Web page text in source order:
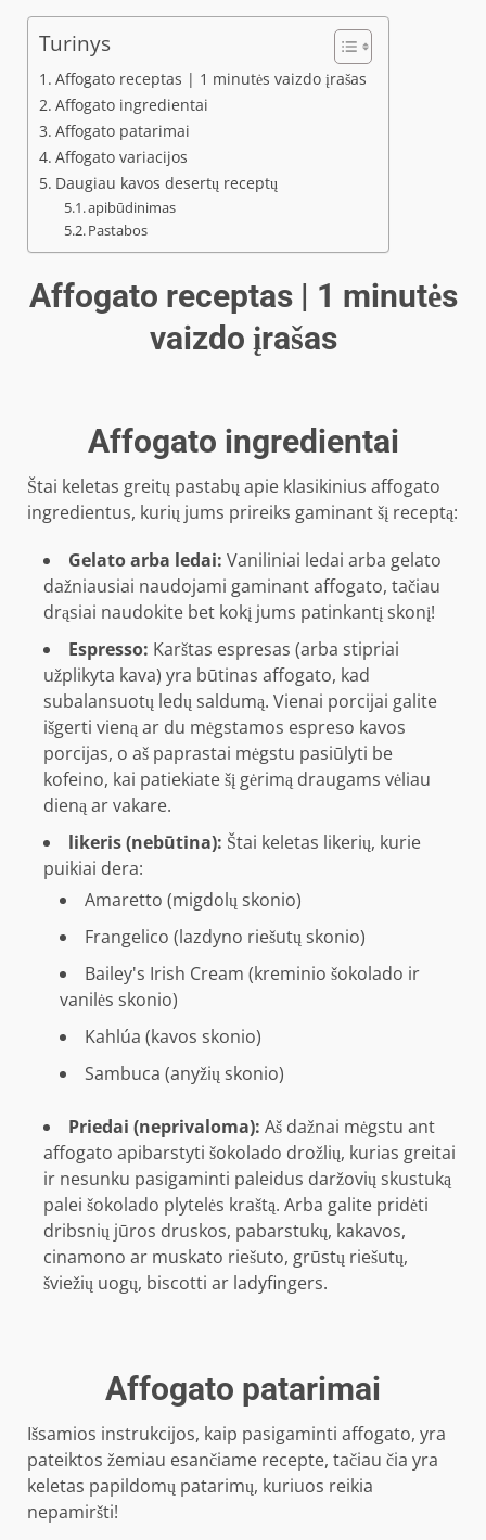
Turinys
Affogato receptas | 1 minutės vaizdo įrašas
Affogato ingredientai
Affogato patarimai
Affogato variacijos
Daugiau kavos desertų receptų
apibūdinimas
Pastabos
Affogato receptas | 1 minutės
vaizdo įrašas
Affogato ingredientai
Štai keletas greitų pastabų apie klasikinius affogato
ingredientus, kurių jums prireiks gaminant šį receptą:
Gelato arba ledai: Vaniliniai ledai arba gelato
dažniausiai naudojami gaminant affogato, tačiau
drąsiai naudokite bet kokį jums patinkantį skonį!
Espresso: Karštas espresas (arba stipriai
užplikyta kava) yra būtinas affogato, kad
subalansuotų ledų saldumą. Vienai porcijai galite
išgerti vieną ar du mėgstamos espreso kavos
porcijas, o aš paprastai mėgstu pasiūlyti be
kofeino, kai patiekiate šį gėrimą draugams vėliau
dieną ar vakare.
likeris (nebūtina): Štai keletas likerių, kurie
puikiai dera:
Amaretto (migdolų skonio)
Frangelico (lazdyno riešutų skonio)
Bailey's Irish Cream (kreminio šokolado ir
vanilės skonio)
Kahlúa (kavos skonio)
Sambuca (anyžių skonio)
Priedai (neprivaloma): Aš dažnai mėgstu ant
affogato apibarstyti šokolado drožlių, kurias greitai
ir nesunku pasigaminti paleidus daržovių skustuką
palei šokolado plytelės kraštą. Arba galite pridėti
dribsnių jūros druskos, pabarstukų, kakavos,
cinamono ar muskato riešuto, grūstų riešutų,
šviežių uogų, biscotti ar ladyfingers.
Affogato patarimai
Išsamios instrukcijos, kaip pasigaminti affogato, yra
pateiktos žemiau esančiame recepte, tačiau čia yra
keletas papildomų patarimų, kuriuos reikia
nepamiršti!